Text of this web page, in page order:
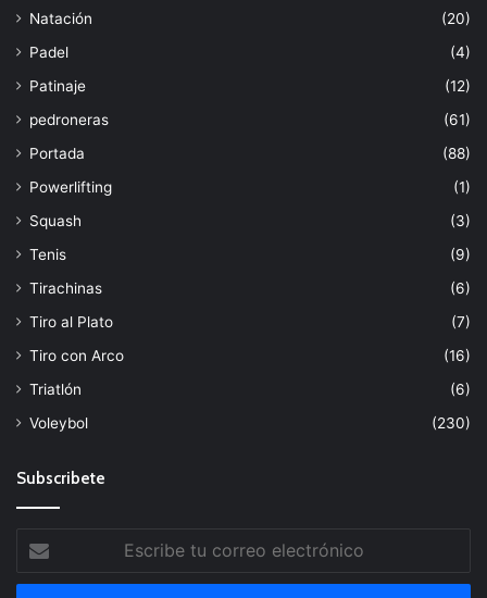
Natación
(20)
Padel
(4)
Patinaje
(12)
pedroneras
(61)
Portada
(88)
Powerlifting
(1)
Squash
(3)
Tenis
(9)
Tirachinas
(6)
Tiro al Plato
(7)
Tiro con Arco
(16)
Triatlón
(6)
Voleybol
(230)
Subscribete
tu
correo